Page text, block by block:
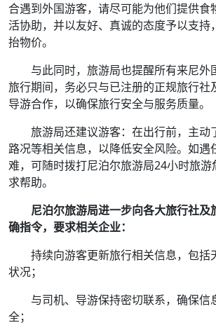
合遇到外国游客，请尽可能为他们提供食
活协助，并以友好、真诚的态度予以支持
抬物价。
与此同时，旅游局也提醒所有来尼外
旅行期间，务必只与已注册的正规旅行社
导游合作，以确保旅行安全与服务质量。
旅游局还建议游客：在出行前，主动
路况等相关信息，以降低安全风险。如遇
难，可随时拨打尼泊尔旅游局24小时旅
求帮助。
尼泊尔旅游局进一步向各大旅行社及
确指令，要求相关企业：
持续向游客更新旅行相关信息，包括
状况；
与司机、导游保持密切联系，确保信
全；